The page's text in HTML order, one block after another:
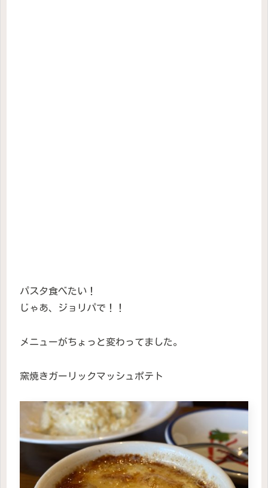
パスタ食べたい！
じゃあ、ジョリパで！！
メニューがちょっと変わってました。
窯焼きガーリックマッシュポテト